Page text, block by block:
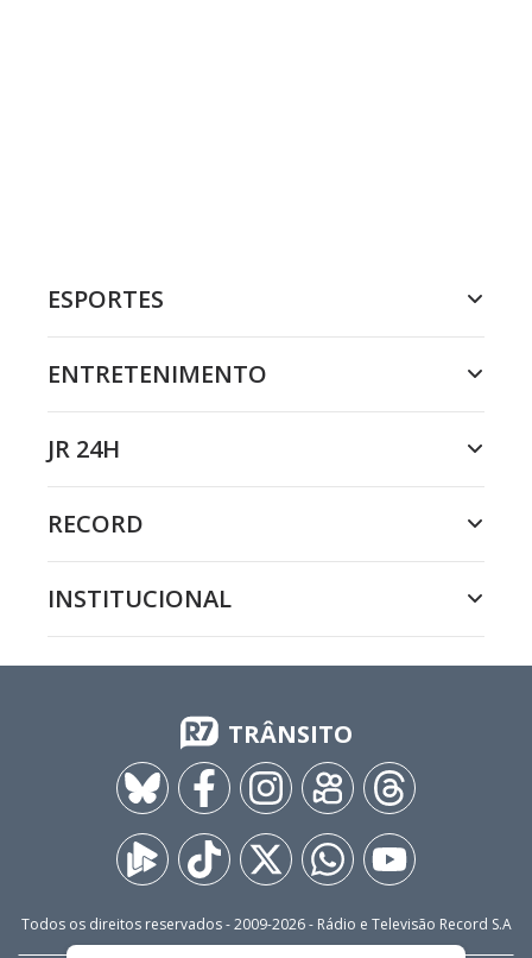
ESPORTES
ENTRETENIMENTO
JR 24H
RECORD
INSTITUCIONAL
TRÂNSITO
Todos os direitos reservados - 2009-2026- Rádio e Televisão Record S.A